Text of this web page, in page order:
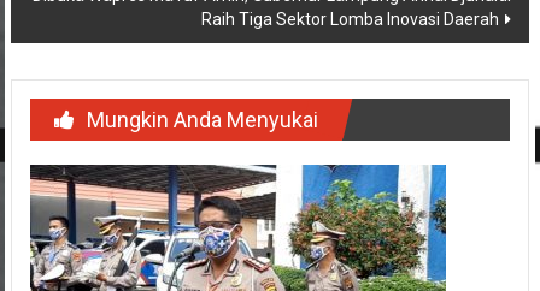
Raih Tiga Sektor Lomba Inovasi Daerah
Mungkin Anda Menyukai